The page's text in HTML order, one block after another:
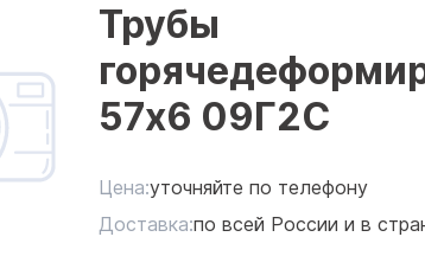
Трубы
57x6 09Г2С
Цена:уточняйте по телефону
Доставка:по всей России и в